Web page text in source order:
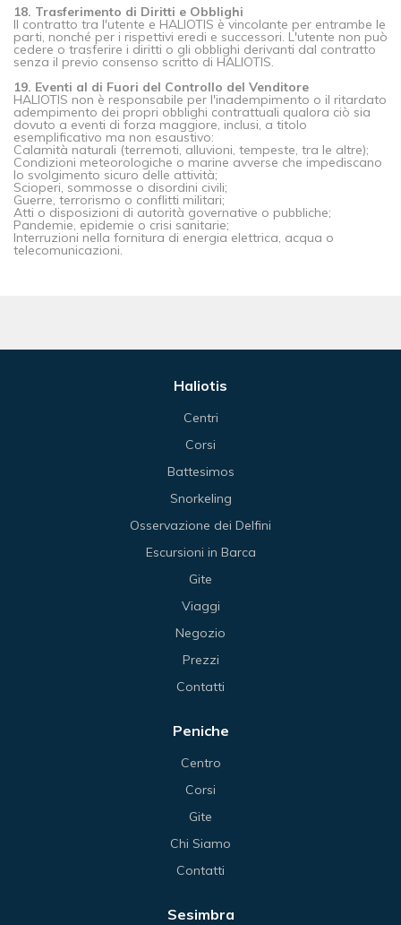
18. Trasferimento di Diritti e Obblighi
Il contratto tra l'utente e HALIOTIS è vincolante per entrambe le
parti, nonché per i rispettivi eredi e successori. L'utente non può
cedere o trasferire i diritti o gli obblighi derivanti dal contratto
senza il previo consenso scritto di HALIOTIS.
19. Eventi al di Fuori del Controllo del Venditore
HALIOTIS non è responsabile per l'inadempimento o il ritardato
adempimento dei propri obblighi contrattuali qualora ciò sia
dovuto a eventi di forza maggiore, inclusi, a titolo
esemplificativo ma non esaustivo:
Calamità naturali (terremoti, alluvioni, tempeste, tra le altre);
Condizioni meteorologiche o marine avverse che impediscano
lo svolgimento sicuro delle attività;
Scioperi, sommosse o disordini civili;
Guerre, terrorismo o conflitti militari;
Atti o disposizioni di autorità governative o pubbliche;
Pandemie, epidemie o crisi sanitarie;
Interruzioni nella fornitura di energia elettrica, acqua o
telecomunicazioni.
Haliotis
Centri
Corsi
Battesimos
Snorkeling
Osservazione dei Delfini
Escursioni in Barca
Gite
Viaggi
Negozio
Prezzi
Contatti
Peniche
Centro
Corsi
Gite
Chi Siamo
Contatti
Sesimbra